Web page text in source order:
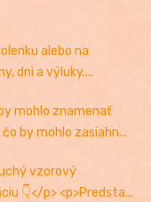
alebo na
dni a výluky....
mohlo znamenať
by mohlo zasiahn...
vzorový
👇</p> <p>Predsta...